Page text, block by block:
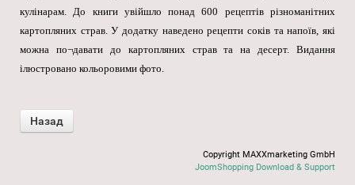
кулінарам. До книги увійшло понад 600 рецептів різноманітних
картопляних страв. У додатку наведено рецепти соків та напоїв, які
можна по¬давати до картопляних страв та на десерт. Видання
ілюстровано кольоровими фото.
Copyright MAXXmarketing GmbH
JoomShopping Download & Support